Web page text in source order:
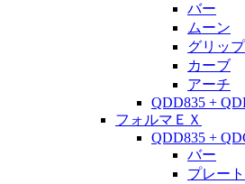
バー
ムーン
グリップ
カーブ
アーチ
QDD835 +
フォルマＥＸ
QDD835 +
バー
プレート